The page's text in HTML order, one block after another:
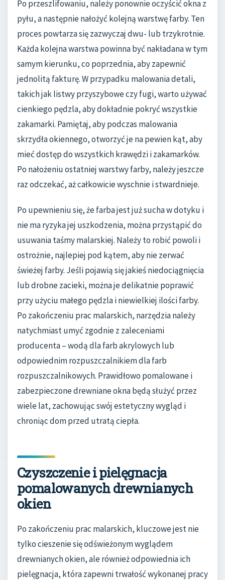
Po przeszlifowaniu, należy ponownie oczyścić okna z
pyłu, a następnie nałożyć kolejną warstwę farby. Ten
proces powtarza się zazwyczaj dwu- lub trzykrotnie.
Każda kolejna warstwa powinna być nakładana w tym
samym kierunku, co poprzednia, aby zapewnić
jednolitą fakturę. W przypadku malowania detali,
takich jak listwy przyszybowe czy fugi, warto używać
cienkiego pędzla, aby dokładnie pokryć wszystkie
zakamarki. Pamiętaj, aby podczas malowania
skrzydła okiennego, otworzyć je na pewien kąt, aby
mieć dostęp do wszystkich krawędzi i zakamarków.
Po nałożeniu ostatniej warstwy farby, należy jeszcze
raz odczekać, aż całkowicie wyschnie i stwardnieje.
Po upewnieniu się, że farba jest już sucha w dotyku i
nie ma ryzyka jej uszkodzenia, można przystąpić do
usuwania taśmy malarskiej. Należy to robić powoli i
ostrożnie, najlepiej pod kątem, aby nie zerwać
świeżej farby. Jeśli pojawią się jakieś niedociągnięcia
lub drobne zacieki, można je delikatnie poprawić
przy użyciu małego pędzla i niewielkiej ilości farby.
Po zakończeniu prac malarskich, narzędzia należy
natychmiast umyć zgodnie z zaleceniami
producenta – wodą dla farb akrylowych lub
odpowiednim rozpuszczalnikiem dla farb
rozpuszczalnikowych. Prawidłowo pomalowane i
zabezpieczone drewniane okna będą służyć przez
wiele lat, zachowując swój estetyczny wygląd i
chroniąc dom przed utratą ciepła.
Czyszczenie i pielęgnacja
pomalowanych drewnianych
okien
Po zakończeniu prac malarskich, kluczowe jest nie
tylko cieszenie się odświeżonym wyglądem
drewnianych okien, ale również odpowiednia ich
pielęgnacja, która zapewni trwałość wykonanej pracy